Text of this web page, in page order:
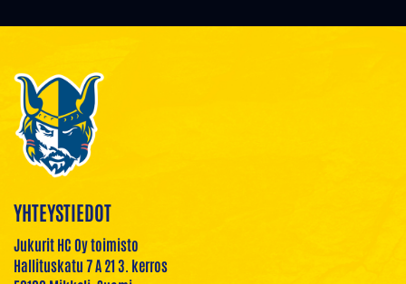
YHTEYSTIEDOT
Jukurit HC Oy toimisto
Hallituskatu 7 A 21 3. kerros